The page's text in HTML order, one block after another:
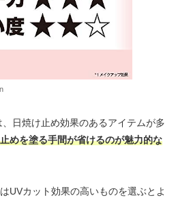
日焼け止め効果のあるアイテムが多
めを塗る手間が省けるのが魅力的な
UVカット効果の高いものを選ぶとよ